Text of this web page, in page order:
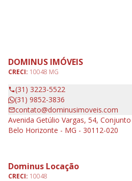
DOMINUS IMÓVEIS
CRECI: 10048 MG
(31) 3223-5522
(31) 9852-3836
contato@dominusimoveis.com
Avenida Getúlio Vargas, 54,
Belo Horizonte - MG - 30112-020
Dominus Locação
CRECI: 10048